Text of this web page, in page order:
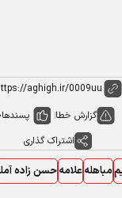
گزارش خطا پسندها0
اشتراک گذاری
مباهلهعلامهحسن زاده آملی